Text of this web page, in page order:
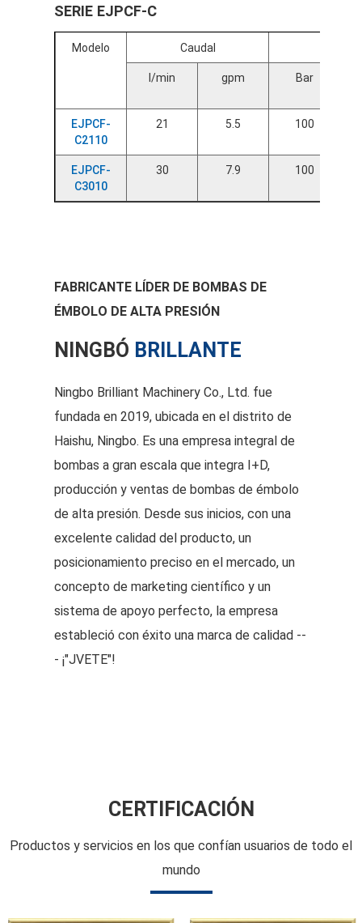
SERIE EJPCF-C
Modelo Caudal
l/min gpm Bar
EJPCF-
C2110
21 5.5 100
EJPCF-
C3010
30 7.9 100
FABRICANTE LÍDER DE BOMBAS DE
ÉMBOLO DE ALTA PRESIÓN
NINGBÓ BRILLANTE
Ningbo Brilliant Machinery Co., Ltd. fue
fundada en 2019, ubicada en el distrito de
Haishu, Ningbo. Es una empresa integral de
bombas a gran escala que integra I+D,
producción y ventas de bombas de émbolo
de alta presión. Desde sus inicios, con una
excelente calidad del producto, un
posicionamiento preciso en el mercado, un
concepto de marketing científico y un
sistema de apoyo perfecto, la empresa
estableció con éxito una marca de calidad --
- ¡"JVETE"!
bombas industriales y una variedad de
etc. con I+D independiente. Como
Conjunto/sistema de bomba de émbolo de
CERTIFICACIÓN
Productos y servicios en los que confían usuarios de todo el
mundo